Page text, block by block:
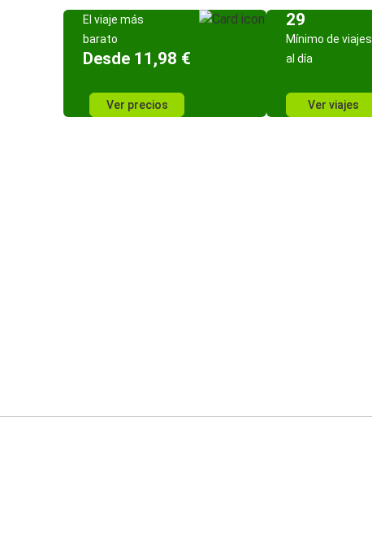
El viaje más
barato
Desde 11,98 €
Ver precios
29
Mínimo de viajes
al día
Ver viajes